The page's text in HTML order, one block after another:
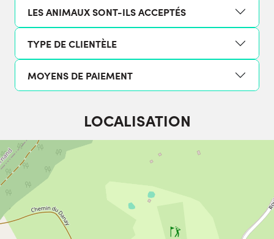
LES ANIMAUX SONT-ILS ACCEPTÉS
TYPE DE CLIENTÈLE
MOYENS DE PAIEMENT
LOCALISATION